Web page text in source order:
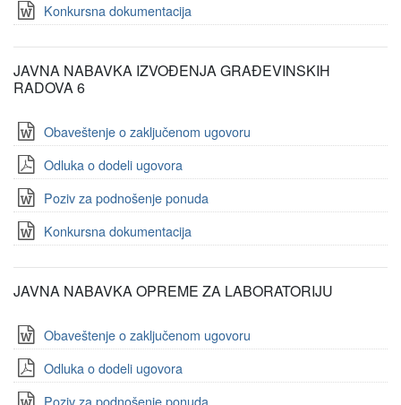
Konkursna dokumentacija
JAVNA NABAVKA IZVOĐENJA GRAĐEVINSKIH
RADOVA 6
Obaveštenje o zaključenom ugovoru
Odluka o dodeli ugovora
Poziv za podnošenje ponuda
Konkursna dokumentacija
JAVNA NABAVKA OPREME ZA LABORATORIJU
Obaveštenje o zaključenom ugovoru
Odluka o dodeli ugovora
Poziv za podnošenje ponuda